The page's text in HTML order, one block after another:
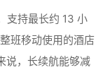
支持最长约 13 小
班移动使用的酒店
说，长续航能够减